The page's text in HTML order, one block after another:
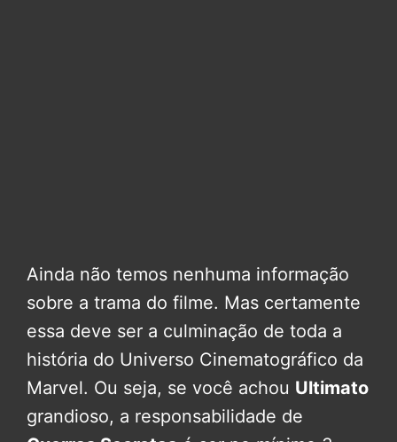
Ainda não temos nenhuma informação
sobre a trama do filme. Mas certamente
essa deve ser a culminação de toda a
história do Universo Cinematográfico da
Marvel. Ou seja, se você achou Ultimato
grandioso, a responsabilidade de